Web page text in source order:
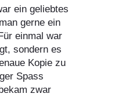
ein geliebtes
gerne ein
einmal war
sondern es
Kopie zu
Spass
zwar